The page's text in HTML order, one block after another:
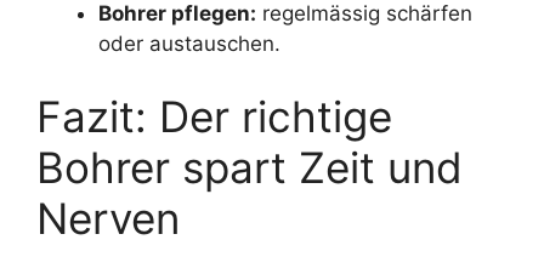
Bohrer pflegen: regelmässig schärfen
oder austauschen.
Fazit: Der richtige
Bohrer spart Zeit und
Nerven